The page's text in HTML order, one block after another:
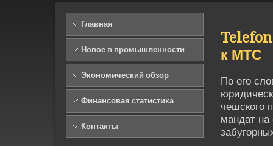
Главная
Новое в промышленности
Экономический обзор
Финансовая статистика
Контакты
к МТС
По его
чешского
мандат